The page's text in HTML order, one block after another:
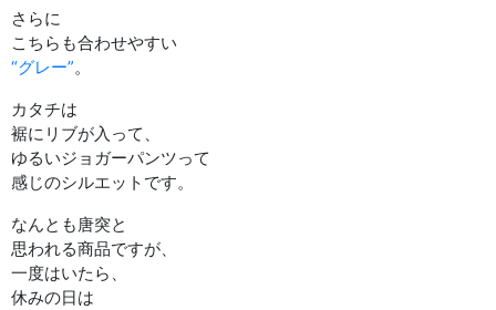
さらに
こちらも合わせやすい
“グレー”。
カタチは
裾にリブが入って、
ゆるいジョガーパンツって
感じのシルエットです。
なんとも唐突と
思われる商品ですが、
一度はいたら、
休みの日は